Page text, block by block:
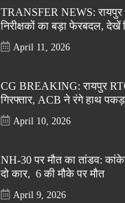
TRANSFER NEWS: रायपुर
निरीक्षकों का बड़ा फेरबदल,
April 11, 2026
CG BREAKING: रायपुर
गिरफ्तार, ACB ने रंगे हाथ
April 10, 2026
NH-30 पर मौत का तांडव:
दो कार, 6 की मौके पर मौत
April 9, 2026